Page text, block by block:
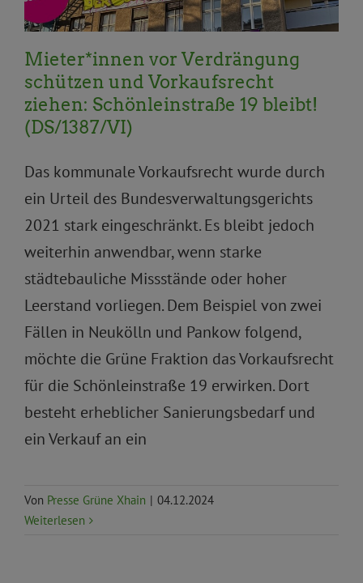
Mieter*innen vor Verdrängung
schützen und Vorkaufsrecht
ziehen: Schönleinstraße 19 bleibt!
(DS/1387/VI)
Das kommunale Vorkaufsrecht wurde durch
ein Urteil des Bundesverwaltungsgerichts
2021 stark eingeschränkt. Es bleibt jedoch
weiterhin anwendbar, wenn starke
städtebauliche Missstände oder hoher
Leerstand vorliegen. Dem Beispiel von zwei
Fällen in Neukölln und Pankow folgend,
möchte die Grüne Fraktion das Vorkaufsrecht
für die Schönleinstraße 19 erwirken. Dort
besteht erheblicher Sanierungsbedarf und
ein Verkauf an ein
Von Presse Grüne Xhain | 04.12.2024
Weiterlesen